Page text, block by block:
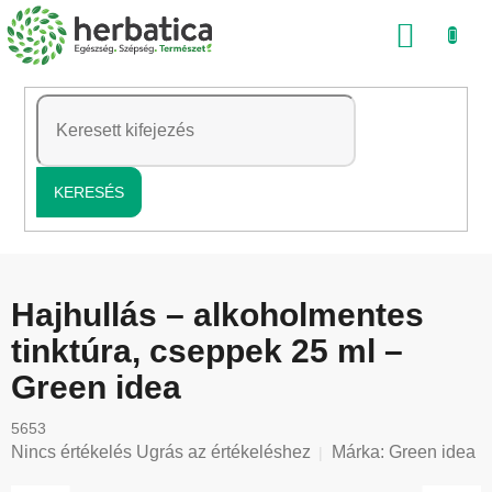
Ugrás
a
tartalomhoz
KERESÉS
Hajhullás – alkoholmentes
tinktúra, cseppek 25 ml –
Green idea
5653
A
Nincs értékelés Ugrás az értékeléshez Márka: Green idea